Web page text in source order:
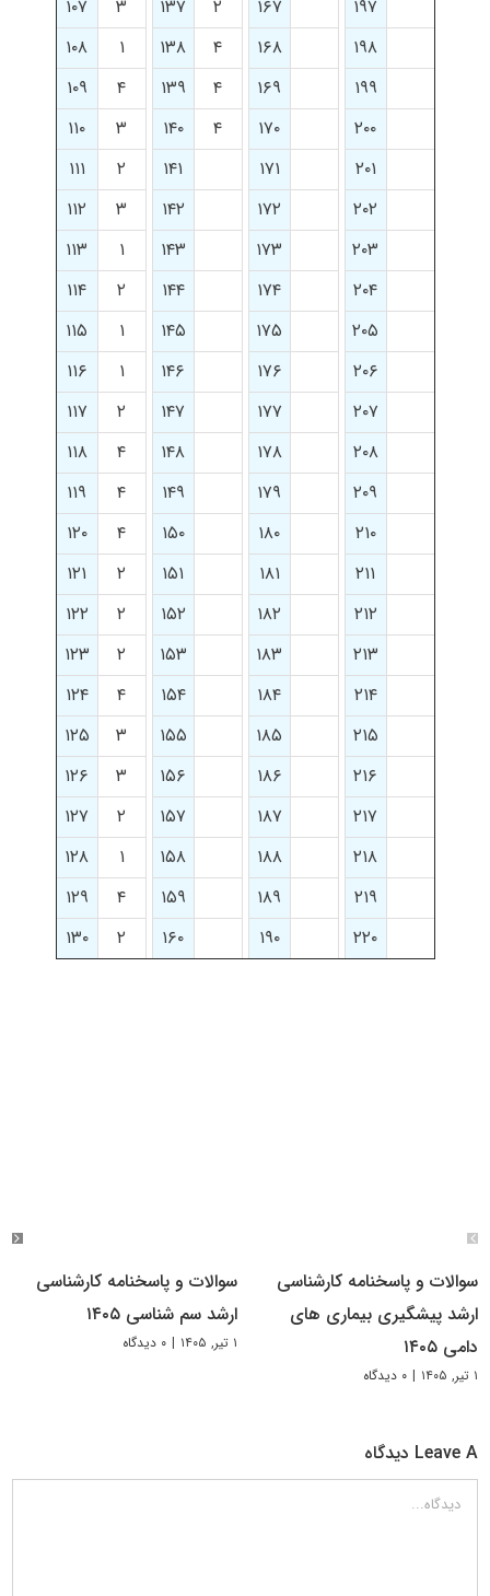
۱۹۷
۱۶۷ ۲ ۱۳۷ ۳
۱۰۷
۱۹۸
۱۶۸ ۴ ۱۳۸ ۱
۱۰۸
۱۹۹
۱۶۹ ۴ ۱۳۹ ۴
۱۰۹
۲۰۰
۱۷۰ ۴ ۱۴۰ ۳
۱۱۰
۲۰۱
۱۷۱ ۱۴۱ ۲
۱۱۱
۲۰۲
۱۷۲ ۱۴۲ ۳
۱۱۲
۲۰۳
۱۷۳ ۱۴۳ ۱
۱۱۳
۲۰۴
۱۷۴ ۱۴۴ ۲
۱۱۴
۲۰۵
۱۷۵ ۱۴۵ ۱
۱۱۵
۲۰۶
۱۷۶ ۱۴۶ ۱
۱۱۶
۲۰۷
۱۷۷ ۱۴۷ ۲
۱۱۷
۲۰۸
۱۷۸ ۱۴۸ ۴
۱۱۸
۲۰۹
۱۷۹ ۱۴۹ ۴
۱۱۹
۲۱۰
۱۸۰ ۱۵۰ ۴
۱۲۰
۲۱۱
۱۸۱ ۱۵۱ ۲
۱۲۱
۲۱۲
۱۸۲ ۱۵۲ ۲
۱۲۲
۲۱۳
۱۸۳ ۱۵۳ ۲
۱۲۳
۲۱۴
۱۸۴ ۱۵۴ ۴
۱۲۴
۲۱۵
۱۸۵ ۱۵۵ ۳
۱۲۵
۲۱۶
۱۸۶ ۱۵۶ ۳
۱۲۶
۲۱۷
۱۸۷ ۱۵۷ ۲
۱۲۷
۲۱۸
۱۸۸ ۱۵۸ ۱
۱۲۸
۲۱۹
۱۸۹ ۱۵۹ ۴
۱۲۹
۲۲۰
۱۹۰ ۱۶۰ ۲ ۱۳۰
سوالات و پاسخنامه کارشناسی
ارشد پیشگیری بیماری های
دامی ۱۴۰۵
۱ تیر, ۱۴۰۵ | ۰ دیدگاه
سوالات و پاسخنامه کارشناسی
ارشد سم شناسی ۱۴۰۵
۱ تیر, ۱۴۰۵ | ۰ دیدگاه
Leave A دیدگاه
دیدگاه